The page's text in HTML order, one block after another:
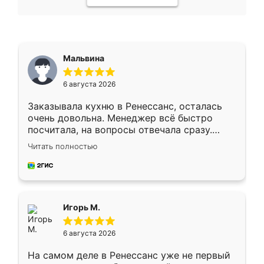
Мальвина
6 августа 2026
Заказывала кухню в Ренессанс, осталась
очень довольна. Менеджер всё быстро
посчитала, на вопросы отвечала сразу.
Замерщик приехал в субботу, подошёл к
делу со всей ответственностью. Собрали
за день, ребята работали аккуратно, даже
Читать полностью
Игорь М.
6 августа 2026
На самом деле в Ренессанс уже не первый